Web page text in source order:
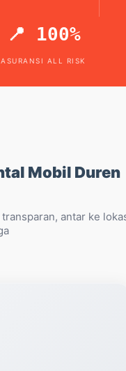
📍 100%
ASURANSI ALL RISK
Mobil Duren
antar ke